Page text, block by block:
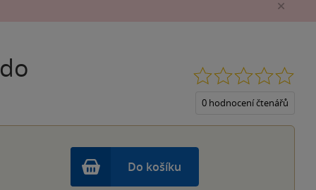
0 hodnocení čtenářů
Do košíku